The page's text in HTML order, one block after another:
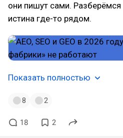
они пишут сами.
истина где-то рядом.
Показать полностью
8 2
18 2